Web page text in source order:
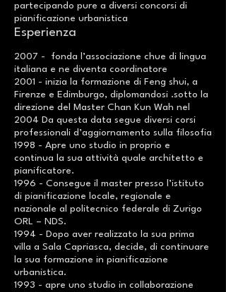
partecipando pure a diversi concorsi di
pianificazione urbanistica
Esperienza
2007 - fonda l’associazione chue di lingua
italiana e ne diventa coordinatore
2001 - inizia la formazione di Feng shui, a
Firenze e Edimburgo, diplomandosi .sotto la
direzione del Master Chan Kun Wah nel
2004 Da questa data segue diversi corsi
professionali d’aggiornamento sulla filosofia
1998 - Apre uno studio in proprio e
continua la sua attività quale architetto e
pianificatore.
1996 - Consegue il master presso l’istituto
di pianificazione locale, regionale e
nazionale al politecnico federale di Zurigo
ORL – NDS.
1994 - Dopo aver realizzato la sua prima
villa a Sala Capriasca, decide, di continuare
la sua formazione in pianificazione
urbanistica.
1993 - apre uno studio in collaborazione